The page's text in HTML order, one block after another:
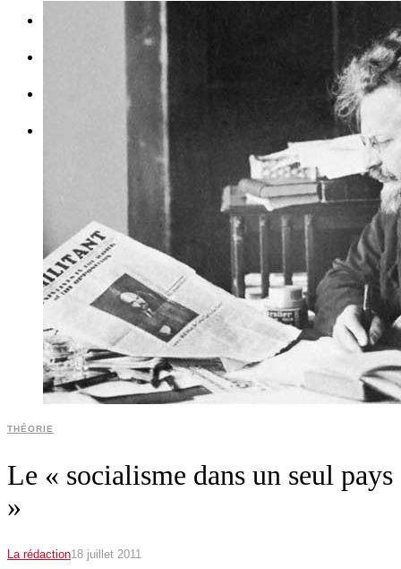
MULTIMÉDIAS
THÉORIE
Le « socialisme dans un seul pays
»
La rédaction18 juillet 2011